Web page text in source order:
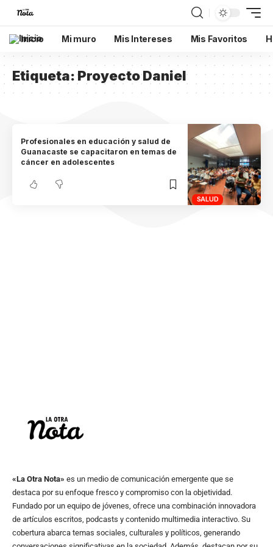
Inicio Mi muro Mis Intereses Mis Favoritos
Etiqueta:Proyecto Daniel
SALUD
Profesionales en educación y salud de
Guanacaste se capacitaron en temas de
cáncer en adolescentes
«La Otra Nota» es un medio de comunicación emergente que se
destaca por su enfoque fresco y compromiso con la objetividad.
Fundado por un equipo de jóvenes, ofrece una combinación innovadora
de artículos escritos, podcasts y contenido multimedia interactivo. Su
cobertura abarca temas sociales, culturales y políticos, generando